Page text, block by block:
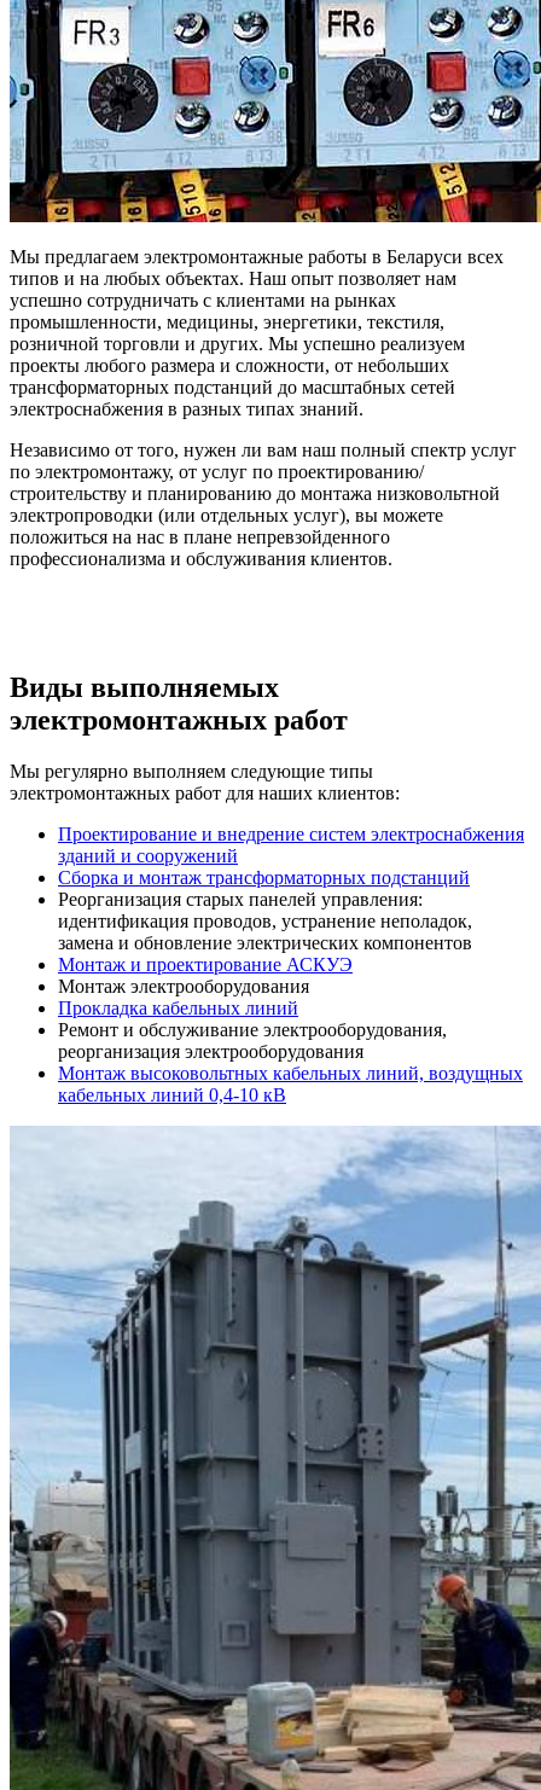
Мы предлагаем электромонтажные работы в Беларуси всех
типов и на любых объектах. Наш опыт позволяет нам
успешно сотрудничать с клиентами на рынках
промышленности, медицины, энергетики, текстиля,
розничной торговли и других. Мы успешно реализуем
проекты любого размера и сложности, от небольших
трансформаторных подстанций до масштабных сетей
электроснабжения в разных типах знаний.
Независимо от того, нужен ли вам наш полный спектр услуг
по электромонтажу, от услуг по проектированию/
строительству и планированию до монтажа низковольтной
электропроводки (или отдельных услуг), вы можете
положиться на нас в плане непревзойденного
профессионализма и обслуживания клиентов.
Виды выполняемых
электромонтажных работ
Мы регулярно выполняем следующие типы
электромонтажных работ для наших клиентов:
Проектирование и внедрение систем электроснабжения
зданий и сооружений
Сборка и монтаж трансформаторных подстанций
Реорганизация старых панелей управления:
идентификация проводов, устранение неполадок,
замена и обновление электрических компонентов
Монтаж и проектирование АСКУЭ
Монтаж электрооборудования
Прокладка кабельных линий
Ремонт и обслуживание электрооборудования,
реорганизация электрооборудования
Монтаж высоковольтных кабельных линий, воздущных
кабельных линий 0,4-10 кВ